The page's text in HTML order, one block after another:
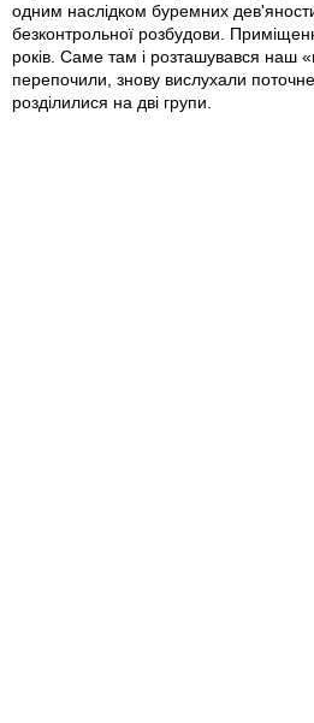
одним наслідком буремних
безконтрольної розбудови.
років. Саме там і розташувався наш
перепочили, знову вислухали
розділилися на дві групи.